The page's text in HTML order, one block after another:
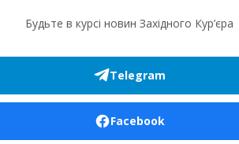
Будьте в курсі новин Західного Кур’єра
Telegram
Facebook